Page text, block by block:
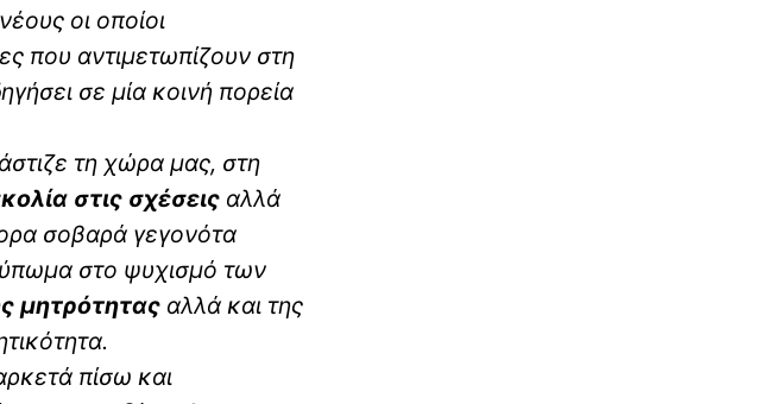
οι οποίοι
που αντιμετωπίζουν στη
σε μία κοινή πορεία
τη χώρα μας, στη
στις σχέσεις αλλά
σοβαρά γεγονότα
στο ψυχισμό των
μητρότητας αλλά και της
πίσω και